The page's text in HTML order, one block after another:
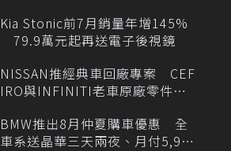
Kia Stonic前7月銷量年增145%
79.9萬元起再送電子後視鏡
NISSAN推經典車回廠專案 CEF
IRO與INFINITI老車原廠零件最
BMW推出8月仲夏購車優惠 全
車系送晶華三天兩夜、月付5,900